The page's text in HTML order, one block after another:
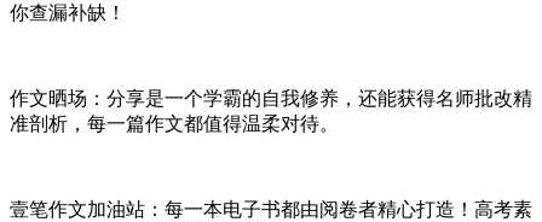
你查漏补缺！
作文晒场：分享是一个学霸的自我修养，还能获得名师批改精
准剖析，每一篇作文都值得温柔对待。
壹笔作文加油站：每一本电子书都由阅卷者精心打造！高考素